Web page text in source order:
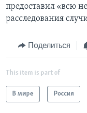
предоставил «всю
расследования
Поделиться
This item is part of
В мире Россия